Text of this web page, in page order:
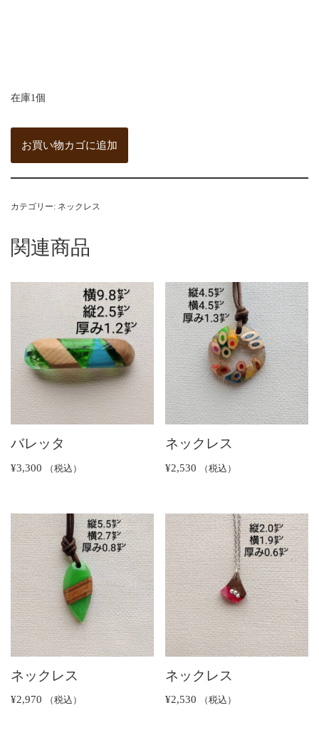
在庫1個
お買い物カゴに追加
カテゴリー: ネックレス
関連商品
バレッタ
¥3,300 （税込）
ネックレス
¥2,530 （税込）
ネックレス
¥2,970 （税込）
ネックレス
¥2,530 （税込）